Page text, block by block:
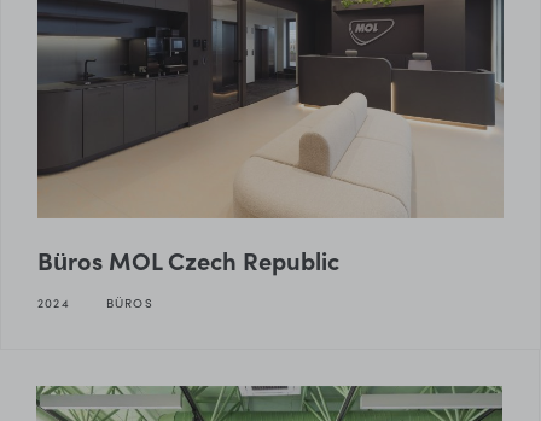
Büros MOL Czech Republic
2024 BÜROS